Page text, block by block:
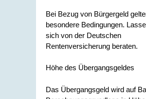
Bei Bezug von Bürgergeld
besondere Bedingungen.
sich von der Deutschen
Rentenversicherung beraten.
Höhe des Übergangsgeldes
Das Übergangsgeld wird auf